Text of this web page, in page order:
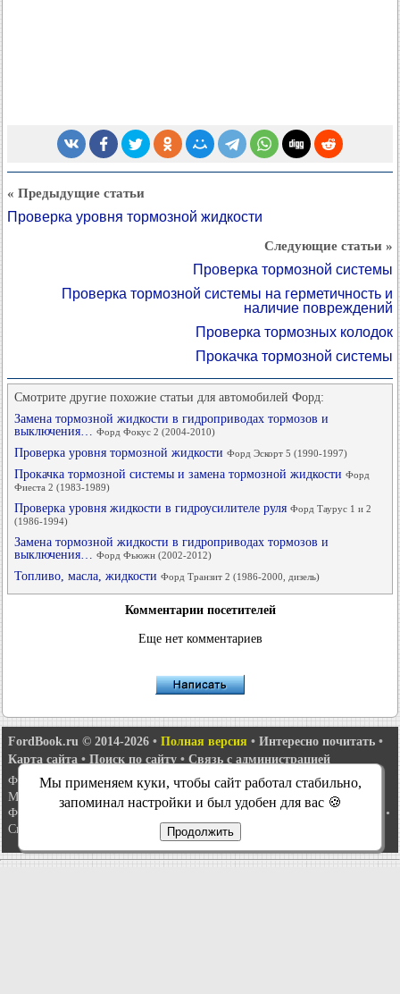
« Предыдущие статьи
Проверка уровня тормозной жидкости
Следующие статьи »
Проверка тормозной системы
Проверка тормозной системы на герметичность и
наличие повреждений
Проверка тормозных колодок
Прокачка тормозной системы
Смотрите другие похожие статьи для автомобилей Форд:
Замена тормозной жидкости в гидроприводах тормозов и
выключения…
Форд Фокус 2 (2004-2010)
Проверка уровня тормозной жидкости Форд Эскорт 5 (1990-1997)
Прокачка тормозной системы и замена тормозной жидкости Форд
Фиеста 2 (1983-1989)
Проверка уровня жидкости в гидроусилителе руля Форд Таурус 1 и 2
(1986-1994)
Замена тормозной жидкости в гидроприводах тормозов и
выключения…
Форд Фьюжн (2002-2012)
Топливо, масла, жидкости Форд Транзит 2 (1986-2000, дизель)
Комментарии посетителей
Еще нет комментариев
FordBook.ru © 2014-2026 • Полная версия • Интересно почитать •
Карта сайта • Поиск по сайту • Связь с администрацией
Фокус 1• Фокус Турнир 1•Фокус 2•Мондео 1•Мондео 1 и 2•
Мондео 2
Мондео 4 Эскорт 3 Эскорт 4 Эскорт 5
Фиеста 2
Таурус 1 и 2 Фьюжн • Скорпио 1
•
Сиерра
Мы применяем куки, чтобы сайт работал стабильно,
запоминал настройки и был удобен для вас 🍪
Продолжить